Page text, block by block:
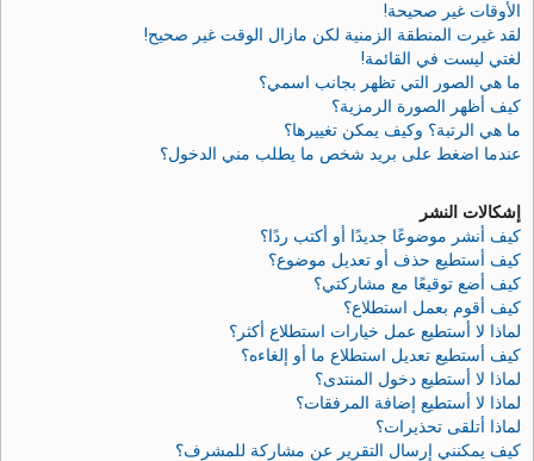
الأوقات غير صحيحة!
لقد غيرت المنطقة الزمنية لكن مازال الوقت غير صحيح!
لغتي ليست في القائمة!
ما هي الصور التي تظهر بجانب اسمي؟
كيف أظهر الصورة الرمزية؟
ما هي الرتبة؟ وكيف يمكن تغييرها؟
عندما اضغط على بريد شخص ما يطلب مني الدخول؟
إشكالات النشر
كيف أنشر موضوعًا جديدًا أو أكتب ردًا؟
كيف أستطيع حذف أو تعديل موضوع؟
كيف أضع توقيعًا مع مشاركتي؟
كيف أقوم بعمل استطلاع؟
لماذا لا أستطيع عمل خيارات استطلاع أكثر؟
كيف أستطيع تعديل استطلاع ما أو إلغاءه؟
لماذا لا أستطيع دخول المنتدى؟
لماذا لا أستطيع إضافة المرفقات؟
لماذا أتلقى تحذيرات؟
كيف يمكنني إرسال التقرير عن مشاركة للمشرف؟